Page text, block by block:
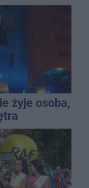
żyje osoba,